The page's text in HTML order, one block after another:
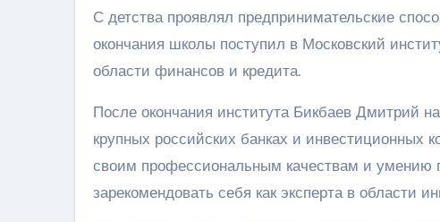
С детства проявлял предпринимательские
окончания школы поступил в Московский
области финансов и кредита.
После окончания института Бикбаев Дмитрий
крупных российских банках и инвестиционных
своим профессиональным качествам и
зарекомендовать себя как эксперта в области